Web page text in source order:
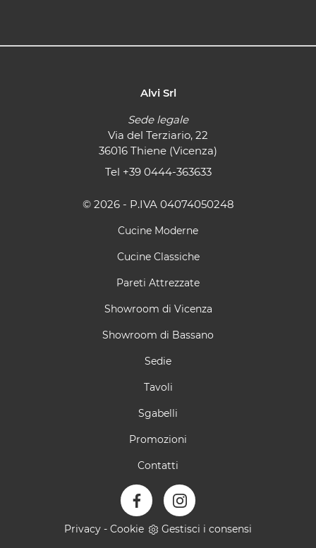
Alvi Srl
Sede legale
Via del Terziario, 22
36016 Thiene (Vicenza)
Tel +39 0444-363633
© 2026 - P.IVA 04074050248
Cucine Moderne
Cucine Classiche
Pareti Attrezzate
Showroom di Vicenza
Showroom di Bassano
Sedie
Tavoli
Sgabelli
Promozioni
Contatti
Privacy - Cookie Gestisci i consensi